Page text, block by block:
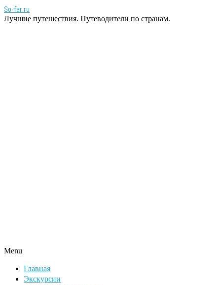
So-far.ru
Лучшие путешествия. Путеводители по странам.
Menu
Главная
Экскурсии